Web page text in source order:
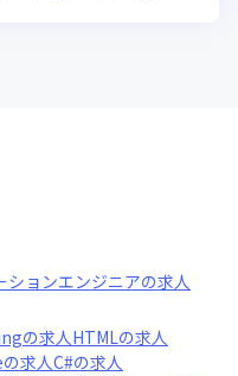
ションエンジニアの求人
の求人HTMLの求人
の求人C#の求人